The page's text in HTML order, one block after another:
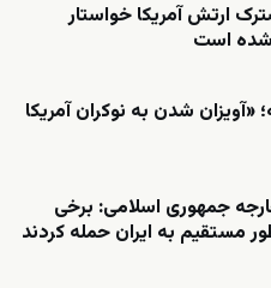
ارتش آمریکا خواستار
شده است
شدن به نوکران آمریکا
جمهوری اسلامی: برخی
به ایران حمله کردند